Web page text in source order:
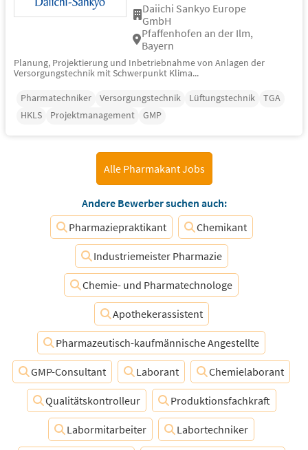
Daiichi Sankyo Europe
GmbH
Pfaffenhofen an der Ilm,
Bayern
Planung, Projektierung und Inbetriebnahme von Anlagen der
Versorgungstechnik mit Schwerpunkt Klima...
Pharmatechniker
Versorgungstechnik Lüftungstechnik
TGA
HKLS
Projektmanagement GMP
Alle Pharmakant Jobs
Andere Bewerber suchen auch:
Pharmaziepraktikant
Chemikant
Industriemeister Pharmazie
Chemie- und Pharmatechnologe
Apothekerassistent
Pharmazeutisch-kaufmännische Angestellte
GMP-Consultant Laborant Chemielaborant
Qualitätskontrolleur Produktionsfachkraft
Labormitarbeiter Labortechniker